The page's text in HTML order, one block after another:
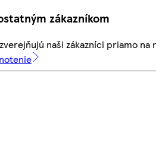
zákazníkom
naši zákazníci priamo